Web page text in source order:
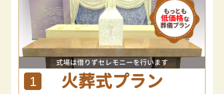
式場は借りずセレモニーを行います
1 火葬式プラン